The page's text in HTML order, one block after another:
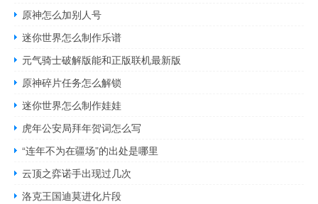
原神怎么加别人号
迷你世界怎么制作乐谱
元气骑士破解版能和正版联机最新版
原神碎片任务怎么解锁
迷你世界怎么制作娃娃
虎年公安局拜年贺词怎么写
“连年不为在疆场”的出处是哪里
云顶之弈诺手出现过几次
洛克王国迪莫进化片段